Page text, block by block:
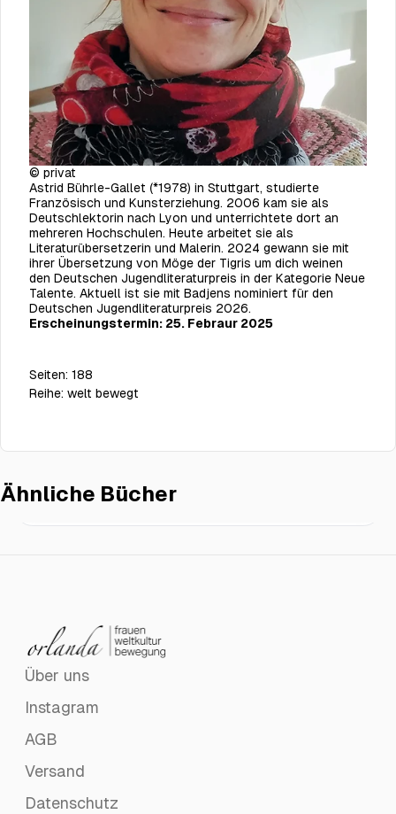
© privat
Astrid Bührle-Gallet (*1978) in Stuttgart, studierte
Französisch und Kunsterziehung. 2006 kam sie als
Deutschlektorin nach Lyon und unterrichtete dort an
mehreren Hochschulen. Heute arbeitet sie als
Literaturübersetzerin und Malerin. 2024 gewann sie mit
ihrer Übersetzung von Möge der Tigris um dich weinen
den Deutschen Jugendliteraturpreis in der Kategorie Neue
Talente. Aktuell ist sie mit Badjens nominiert für den
Deutschen Jugendliteraturpreis 2026.
Erscheinungstermin: 25. Febraur 2025
Seiten: 188
Reihe: welt bewegt
Ähnliche Bücher
Über uns
Instagram
AGB
Versand
Datenschutz